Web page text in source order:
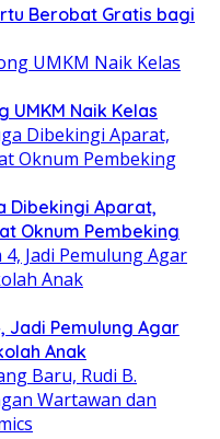
Berobat Gratis bagi
UMKM Naik Kelas
Dibekingi Aparat,
Oknum Pembeking
Jadi Pemulung Agar
Anak